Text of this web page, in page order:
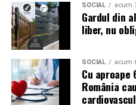
Printre cele mai importante
tehnologie USVO;
rezistență la oxidare;
protecție împotriva
SOCIAL acum
Gardul din
liber, nu
SOCIAL acum
Cu
România